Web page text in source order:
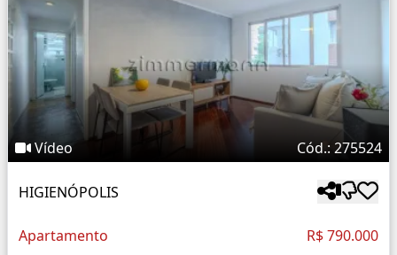
Vídeo Cód.: 275524
HIGIENÓPOLIS
Apartamento R$ 790.000